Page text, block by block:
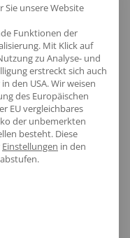
Nacken sanft und
Sie unsere Website
Funktionen der
Mit Klick auf
zu Analyse- und
erstreckt sich auch
den USA. Wir weisen
des Europäischen
EU vergleichbares
der unbemerkten
besteht. Diese
Einstellungen in den
für die eine